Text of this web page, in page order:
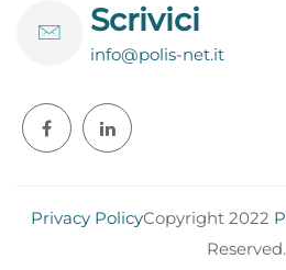
Scrivici
info@polis-net.it
Privacy PolicyCopyright 2022
Reserved.